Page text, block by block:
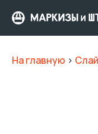
На главную >